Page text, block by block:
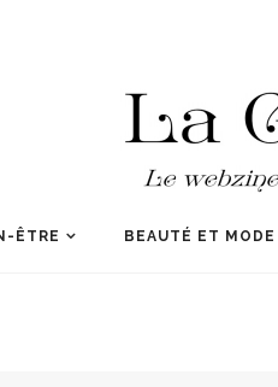
ÊTRE BEAUTÉ ET MODE